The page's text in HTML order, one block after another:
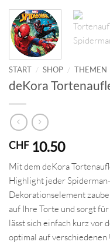
START / SHOP / THEMEN
deKora
CHF 10.50
Mit dem deKora
Highlight jeder
Dekorationselement
auf Ihre Torte und sorgt
lässt sich einfach kurz vor
optimal auf